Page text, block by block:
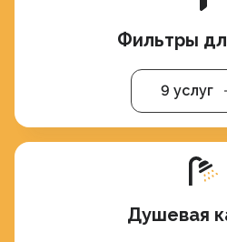
Фильтры
9 услуг
Душевая